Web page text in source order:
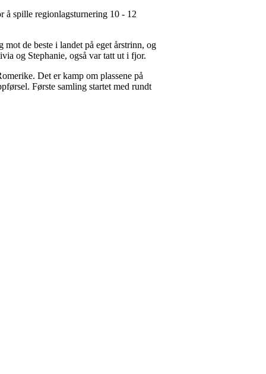
spille regionlagsturnering 10 - 12
de beste i landet på eget årstrinn, og
og Stephanie, også var tatt ut i fjor.
Det er kamp om plassene på
Første samling startet med rundt